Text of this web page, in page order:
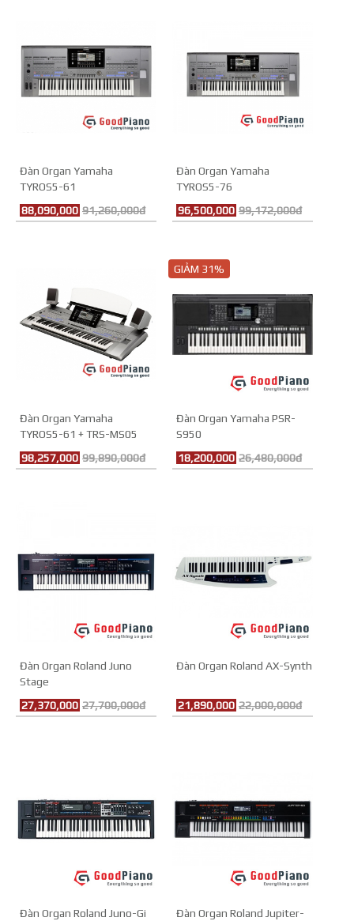
Đàn Organ Yamaha
TYROS5-61
88,090,000 91,260,000đ
Đàn Organ Yamaha
TYROS5-76
96,500,000 99,172,000đ
Đàn Organ Yamaha
TYROS5-61 + TRS-MS05
98,257,000 99,890,000đ
GIẢM 31%
Đàn Organ Yamaha PSR-
S950
18,200,000 26,480,000đ
Đàn Organ Roland Juno
Stage
27,370,000 27,700,000đ
Đàn Organ Roland AX-Synth
21,890,000 22,000,000đ
Đàn Organ Roland Juno-Gi
Đàn Organ Roland Jupiter-